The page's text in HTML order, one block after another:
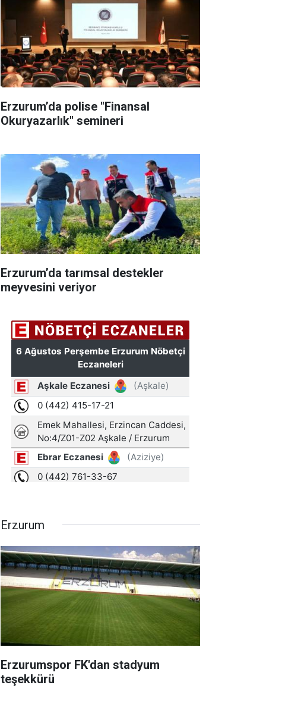
Erzurum’da polise "Finansal
Okuryazarlık" semineri
Erzurum’da tarımsal destekler
meyvesini veriyor
Erzurum
Erzurumspor FK'dan stadyum
teşekkürü